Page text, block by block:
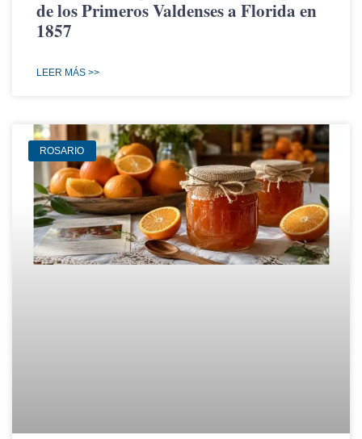
de los Primeros Valdenses a Florida en
1857
LEER MÁS >>
ROSARIO